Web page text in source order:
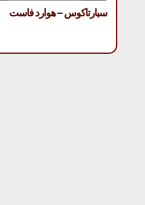
سبارتاكوس – هوارد فاست